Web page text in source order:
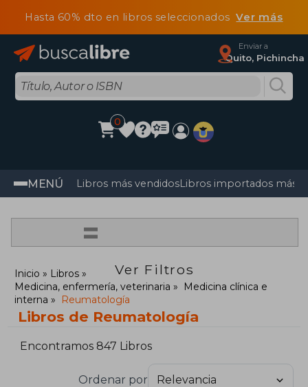
Hasta 60% dto en libros seleccionadosVer más
Enviar a
Quito, Pichincha
0
MENÚ Libros más vendidosLibros importados más
=
Ver Filtros
Inicio
Libros
Medicina, enfermería, veterinaria
Medicina clínica e
interna
Reumatología
Libros de Reumatología
Encontramos 847 Libros
Ordenar por